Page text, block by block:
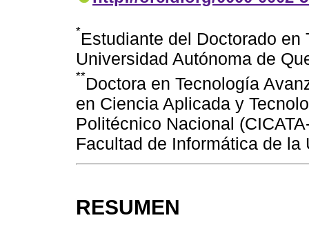
*Estudiante del Doctorado
Universidad Autónoma de
**Doctora en Tecnología
en Ciencia Aplicada y
Politécnico Nacional
Facultad de Informática de
RESUMEN